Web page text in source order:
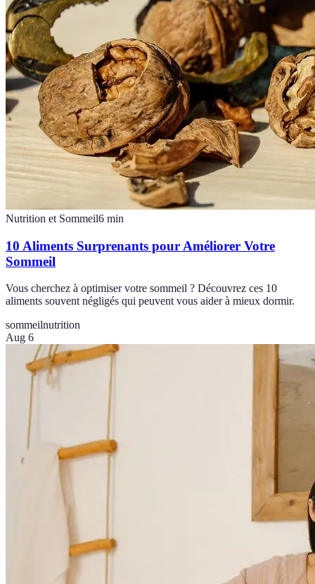
Nutrition et Sommeil6 min
10 Aliments Surprenants pour Améliorer Votre
Sommeil
Vous cherchez à optimiser votre sommeil ? Découvrez ces 10
aliments souvent négligés qui peuvent vous aider à mieux dormir.
sommeilnutrition
Aug 6